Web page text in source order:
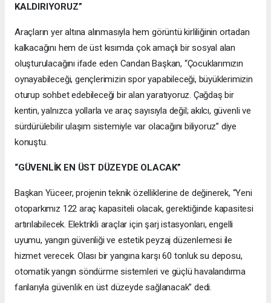
KALDIRIYORUZ”
Araçların yer altına alınmasıyla hem görüntü kirliliğinin ortadan
kalkacağını hem de üst kısımda çok amaçlı bir sosyal alan
oluşturulacağını ifade eden Candan Başkan, “Çocuklarımızın
oynayabileceği, gençlerimizin spor yapabileceği, büyüklerimizin
oturup sohbet edebileceği bir alan yaratıyoruz. Çağdaş bir
kentin, yalnızca yollarla ve araç sayısıyla değil; akılcı, güvenli ve
sürdürülebilir ulaşım sistemiyle var olacağını biliyoruz” diye
konuştu.
“GÜVENLİK EN ÜST DÜZEYDE OLACAK”
Başkan Yüceer, projenin teknik özelliklerine de değinerek, “Yeni
otoparkımız 122 araç kapasiteli olacak, gerektiğinde kapasitesi
artırılabilecek. Elektrikli araçlar için şarj istasyonları, engelli
uyumu, yangın güvenliği ve estetik peyzaj düzenlemesi ile
hizmet verecek. Olası bir yangına karşı 60 tonluk su deposu,
otomatik yangın söndürme sistemleri ve güçlü havalandırma
fanlarıyla güvenlik en üst düzeyde sağlanacak” dedi.